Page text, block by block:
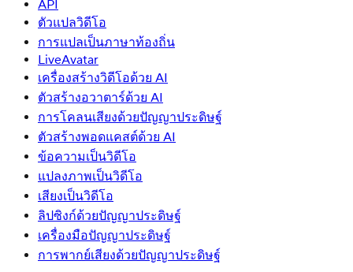
API
ตัวแปลวิดีโอ
การแปลเป็นภาษาท้องถิ่น
LiveAvatar
เครื่องสร้างวิดีโอด้วย AI
ตัวสร้างอวาตาร์ด้วย AI
การโคลนเสียงด้วยปัญญาประดิษฐ์
ตัวสร้างพอดแคสต์ด้วย AI
ข้อความเป็นวิดีโอ
แปลงภาพเป็นวิดีโอ
เสียงเป็นวิดีโอ
ลิปซิงก์ด้วยปัญญาประดิษฐ์
เครื่องมือปัญญาประดิษฐ์
การพากย์เสียงด้วยปัญญาประดิษฐ์